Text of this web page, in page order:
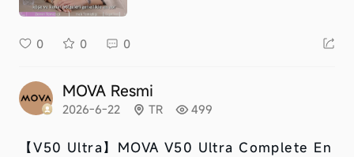
0 0 0
MOVA Resmi
2026-6-22 TR 499
【V50 Ultra】 MOVA V50 Ultra Complete En